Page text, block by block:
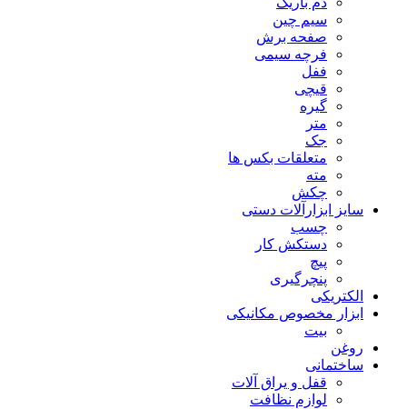
سیم چین
صفحه برش
فرچه سیمی
ففل
قیچی
گیره
متر
جک
متعلقات بکس ها
مته
چکش
سایز ابزارآلات دستی
چسب
دستکش کار
پیچ
پنچرگیری
الکتریکی
ابزار مخصوص مکانیکی
بیت
روغن
ساختمانی
قفل و یراق آلات
لوازم نظافت